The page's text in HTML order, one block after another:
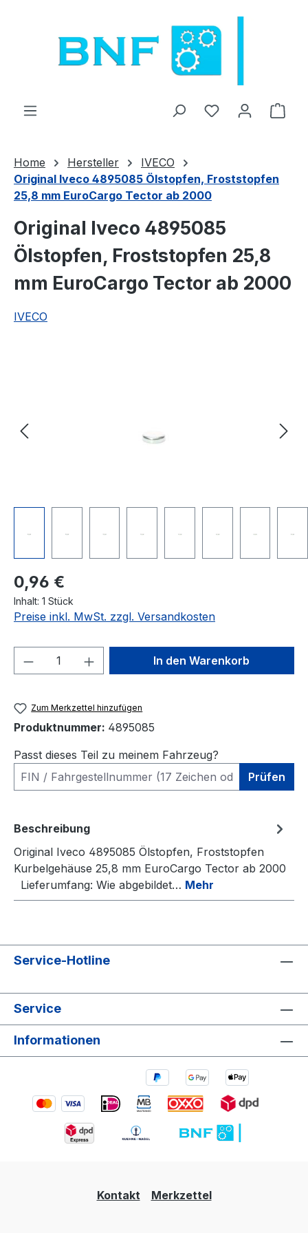
Du hast 0
Home Hersteller
IVECO
Original Iveco 4895085 Ölstopfen, Froststopfen
25,8 mm EuroCargo Tector ab 2000
Original Iveco 4895085
Ölstopfen, Froststopfen 25,8
mm EuroCargo Tector ab 2000
IVECO
Regulärer Preis:
0,96 €
Inhalt: 1 Stück
Preise inkl. MwSt. zzgl. Versandkosten
Produkt Anzahl: Gib denIn den Warenkorb
Zum Merkzettel hinzufügen
Produktnummer: 4895085
Passt dieses Teil zu meinem Fahrzeug?
Prüfen
Beschreibung
Original Iveco 4895085 Ölstopfen, Froststopfen
Kurbelgehäuse 25,8 mm EuroCargo Tector ab 2000
Lieferumfang: Wie abgebildet… Mehr
Service-Hotline
Service
Informationen
Kontakt Merkzettel